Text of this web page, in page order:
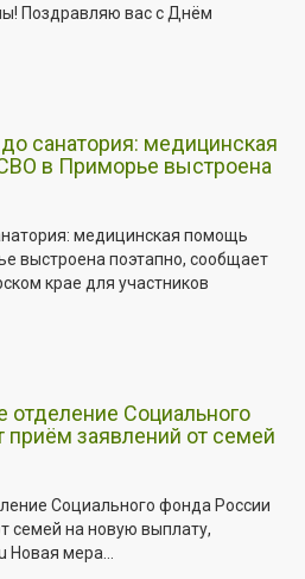
Поздравляю вас с Днём
санатория: медицинская
в Приморье выстроена
медицинская помощь
выстроена поэтапно, сообщает
крае для участников
Социального
приём заявлений от семей
Социального фонда России
семей на новую выплату,
мера...